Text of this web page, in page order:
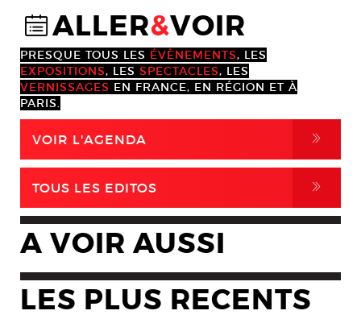
@ALLER&VOIR
PRESQUE TOUS LES ÉVÈNEMENTS, LES
EXPOSITIONS, LES SPECTACLES, LES
VERNISSAGES EN FRANCE, EN RÉGION ET À
PARIS.
VOIR L'AGENDA ,
TOUS LES EDITOS ,
A VOIR AUSSI
LES PLUS RECENTS